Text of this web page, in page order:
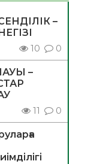
–
10 0
–
11 0